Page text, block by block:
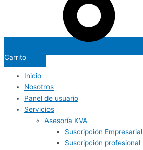
Carrito
Inicio
Nosotros
Panel de usuario
Servicios
Asesoría KVA
Suscripción Empresarial
Suscripción profesional